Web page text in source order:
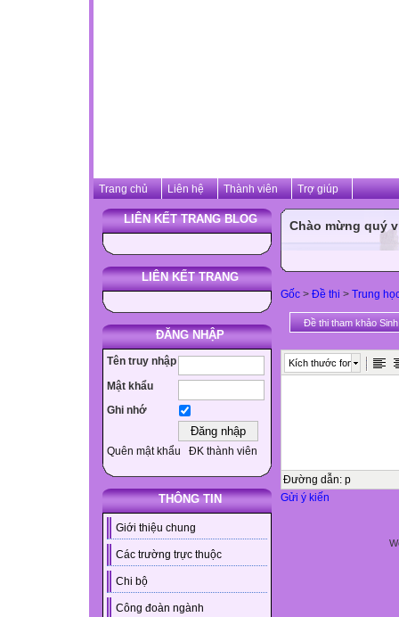
Trang chủ Liên hệ Thành viên Trợ giúp
LIÊN KẾT TRANG BLOG
LIÊN KẾT TRANG
ĐĂNG NHẬP
Tên truy nhập
Mật khẩu
Ghi nhớ
Quên mật khẩu ĐK thành viên
THÔNG TIN
Giới thiệu chung
Các trường trực thuộc
Chi bộ
Công đoàn ngành
Chào mừng quý
Gốc > Đề thi > Trung
Đề thi tham khảo
Kích thước font
Đường dẫn: p
Gửi ý kiến